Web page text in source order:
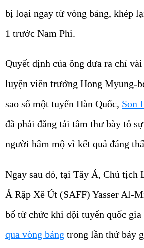
bị loại ngay từ vòng bảng, khép
1 trước Nam Phi.
Quyết định của ông đưa ra chỉ
luyện viên trưởng Hong Myung-
sao số một tuyển Hàn Quốc, Son
đã phải đăng tải tâm thư bày tỏ
người hâm mộ vì kết quả đáng
Ngay sau đó, tại Tây Á, Chủ tịch
Ả Rập Xê Út (SAFF) Yasser Al-
bố từ chức khi đội tuyển quốc gia
qua vòng bảng trong lần thứ bảy